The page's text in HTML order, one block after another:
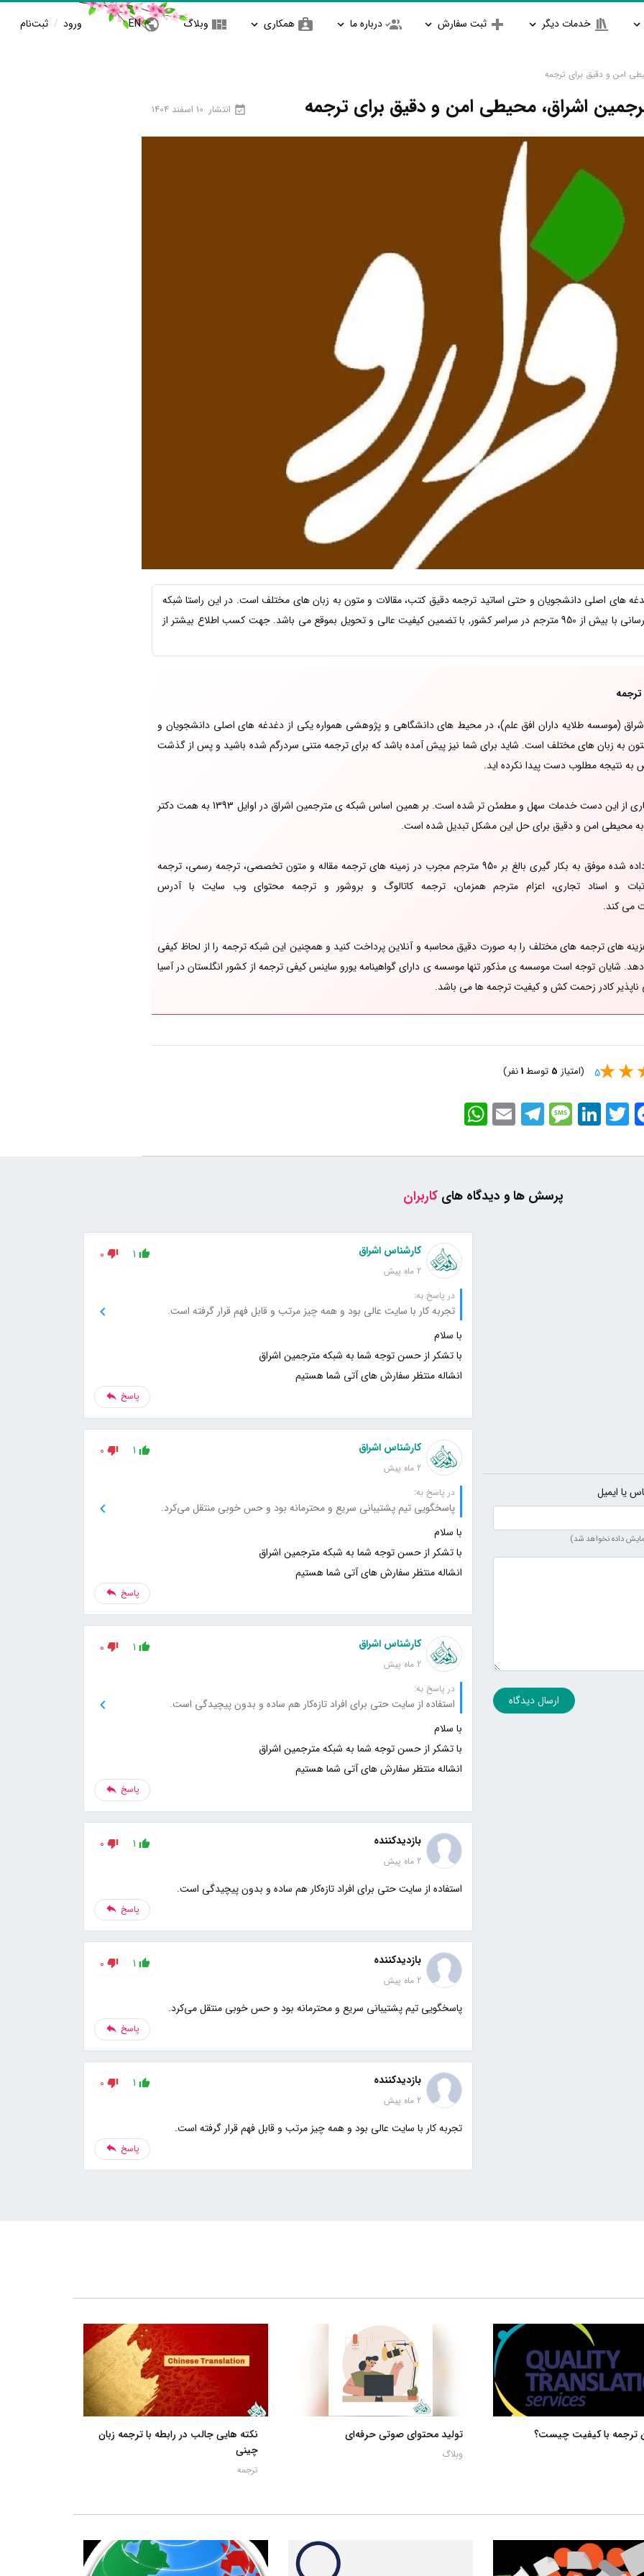
خدمات دیگر ثبت سفارش درباره ما همکاری وبلاگ EN ورود / ثبت‌نام
امن و دقیق برای ترجمه
اشراق، محیطی امن و دقیق برای ترجمه انتشار 10 اسفند 1404
های اصلی دانشجویان و حتی اساتید ترجمه دقیق کتب، مقالات و متون به زبان های مختلف است. در این راستا شبکه
مترجمین اشراق تاسیس و آماده خدمت رسانی با بیش از 950 مترجم در سراسر کشور, با تضمین کیفیت عالی و تحویل بموقع می باشد. جهت کسب اطلاع بیشتر از
(موسسه طلایه داران افق علم)، در محیط های دانشگاهی و پژوهشی همواره یکی از دغدغه های اصلی دانشجویان و
به زبان های مختلف است. شاید برای شما نیز پیش آمده باشد که برای ترجمه متنی سردرگم شده باشید و پس از گذشت
نتیجه مطلوب دست پیدا نکرده اید.
امروزه با گسترش شبکه های اینترنتی بسیاری از این دست خدمات سهل و مطمئن تر شده است. بر همین اساس شبکه ی مترجمین اشراق در اوایل 1393 به همت دکتر
به محیطی امن و دقیق برای حل این مشکل تبدیل شده است.
شبکه مترجمین اشراق با کارآفرینی انجام داده شده موفق به بکار گیری بالغ بر 950 مترجم مجرب در زمینه های ترجمه مقاله و متون تخصصی، ترجمه رسمی، ترجمه
و اسناد تجاری، اعزام مترجم همزمان، ترجمه کاتالوگ و بروشور و ترجمه محتوای وب سایت با آدرس
های ترجمه های مختلف را به صورت دقیق محاسبه و آنلاین پرداخت کنید و همچنین این شبکه ترجمه را از لحاظ کیفی
شایان توجه است موسسه ی مذکور تنها موسسه ی دارای گواهینامه یورو ساینس کیفی ترجمه از کشور انگلستان در آسیا
کادر زحمت کش و کیفیت ترجمه ها می باشد.
5 (امتیاز 5 توسط1نفر)
WhatsApp EmailTelegramMessageLinkedInTwitter
پرسش ها و دیدگاه هایکاربران
یا ایمیل
داده نخواهد شد)
ارسال دیدگاه
کارشناس اشراق
2 ماه پیش
1
0
در پاسخ به:
تجربه کار با سایت عالی بود و همه چیز مرتب و قابل فهم قرار گرفته است.
انشاله منتظر سفارش های آتی شما هستیم
پاسخ
کارشناس اشراق
2 ماه پیش
1
0
در پاسخ به:
پاسخگویی تیم پشتیبانی سریع و محترمانه بود و حس خوبی منتقل می‌کرد.
انشاله منتظر سفارش های آتی شما هستیم
پاسخ
کارشناس اشراق
2 ماه پیش
1
0
در پاسخ به:
استفاده از سایت حتی برای افراد تازه‌کار هم ساده و بدون پیچیدگی است.
انشاله منتظر سفارش های آتی شما هستیم
پاسخ
بازدیدکننده
2 ماه پیش
1
0
استفاده از سایت حتی برای افراد تازه‌کار هم ساده و بدون پیچیدگی است.
پاسخ
بازدیدکننده
2 ماه پیش
1
0
پاسخگویی تیم پشتیبانی سریع و محترمانه بود و حس خوبی منتقل می‌کرد.
پاسخ
بازدیدکننده
2 ماه پیش
1
0
تجربه کار با سایت عالی بود و همه چیز مرتب و قابل فهم قرار گرفته است.
پاسخ
ترجمه با کیفیت چیست؟ تولید محتوای صوتی حرفه‌ای
وبلاگ
نکته هایی جالب در رابطه با ترجمه زبان
چینی
ترجمه